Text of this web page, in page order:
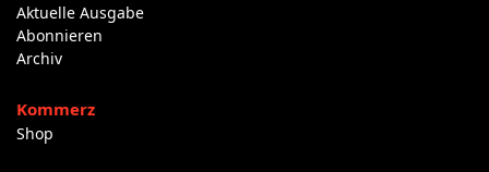
Aktuelle Ausgabe
Abonnieren
Archiv
Kommerz
Shop